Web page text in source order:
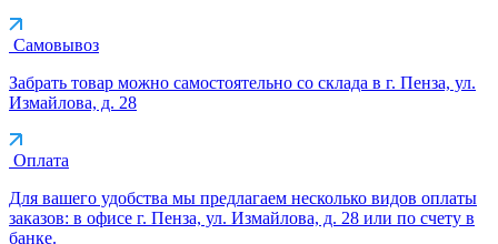
Самовывоз
Забрать товар можно самостоятельно со склада в г. Пенза, ул.
Измайлова, д. 28
Оплата
Для вашего удобства мы предлагаем несколько видов оплаты
заказов: в офисе г. Пенза, ул. Измайлова, д. 28 или по счету в
банке.